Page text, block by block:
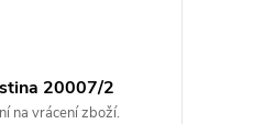
20007/2
na vrácení zboží.